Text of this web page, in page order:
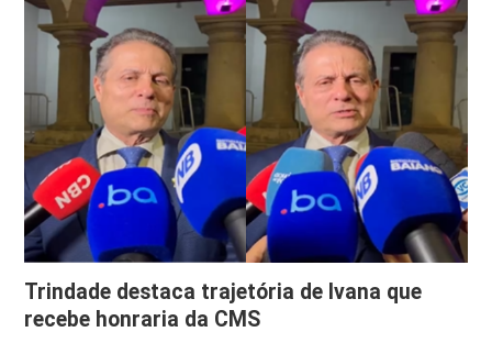
Trindade destaca trajetória de Ivana que
recebe honraria da CMS